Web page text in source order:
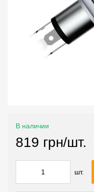
В наличии
819 грн/шт.
шт.